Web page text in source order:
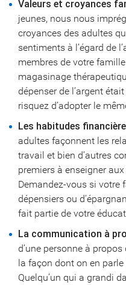
Valeurs et croyances
jeunes, nous nous
croyances des adultes
sentiments à l’égard de
membres de votre
magasinage
dépenser de l’argent
risquez d’adopter le
Les habitudes
adultes façonnent les
travail et bien d’autres
premiers à enseigner aux
Demandez-vous si votre
dépensiers ou
fait partie de votre
La communication à
d’une personne à
la façon dont on en
Quelqu’un qui a grandi